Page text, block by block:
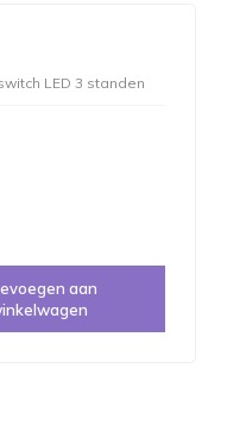
LED 3 standen
aan